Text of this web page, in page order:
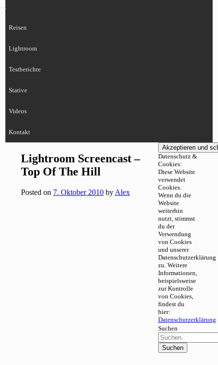
Reisen
Lightroom
Testberichte
Stative
Videos
Kontakt
Lightroom Screencast –
Top Of The Hill
Posted on 7. Oktober 2010 by Alex
Datenschutz &
Cookies:
Diese Website
verwendet
Cookies.
Wenn du die
Website
weiterhin
nutzt, stimmst
du der
Verwendung
von Cookies
und unserer
Datenschutzerklärung
zu. Weitere
Informationen,
beispielsweise
zur Kontrolle
von Cookies,
findest du
hier:
Datenschutzerklärung
Suchen